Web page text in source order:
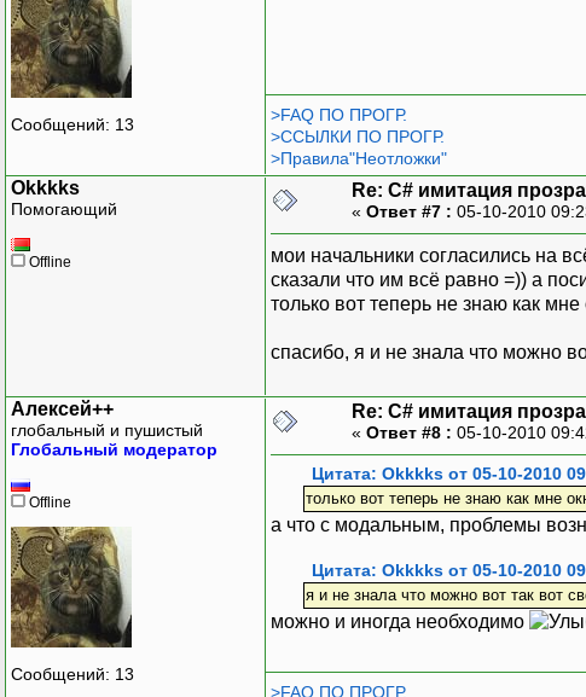
Сообщений: 13
>FAQ ПО ПРОГР.
>ССЫЛКИ ПО ПРОГР.
>Правила"Неотложки"
Okkkks
Помогающий
Offline
Re: C# имитация
« Ответ #7 : 05-10-2010
мои начальники согласились на
сказали что им всё равно =)) а
только вот теперь не знаю как
спасибо, я и не знала что можно
Алексей++
глобальный и пушистый
Глобальный модератор
Offline
Сообщений: 13
Re: C# имитация
« Ответ #8 : 05-10-2010
Цитата: Okkkks от 05-10-2010
только вот теперь не знаю как мне
а что с модальным, проблемы
Цитата: Okkkks от 05-10-2010
я и не знала что можно вот так вот
можно и иногда необходимо
>FAQ ПО ПРОГР.